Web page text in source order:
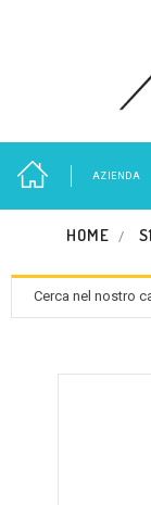
AZIENDA
HOME